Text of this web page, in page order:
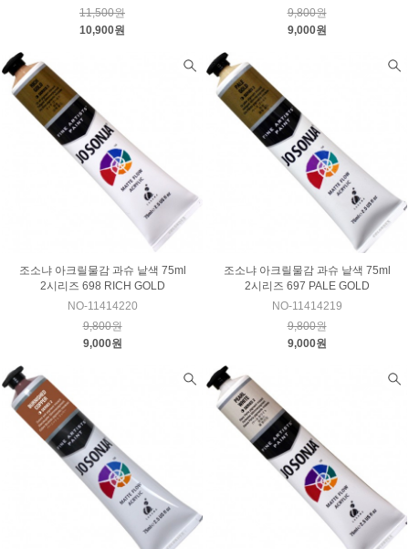
11,500원
10,900원
9,800원
9,000원
조소냐 아크릴물감 과슈 낱색 75ml
2시리즈 698 RICH GOLD
NO-11414220
9,800원
9,000원
조소냐 아크릴물감 과슈 낱색 75ml
2시리즈 697 PALE GOLD
NO-11414219
9,800원
9,000원